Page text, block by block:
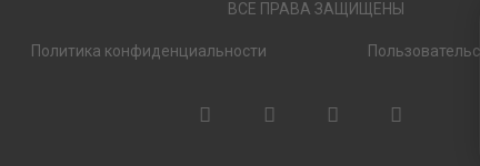
ВСЕ ПРАВА ЗАЩИЩЕНЫ
Политика конфиденциальности